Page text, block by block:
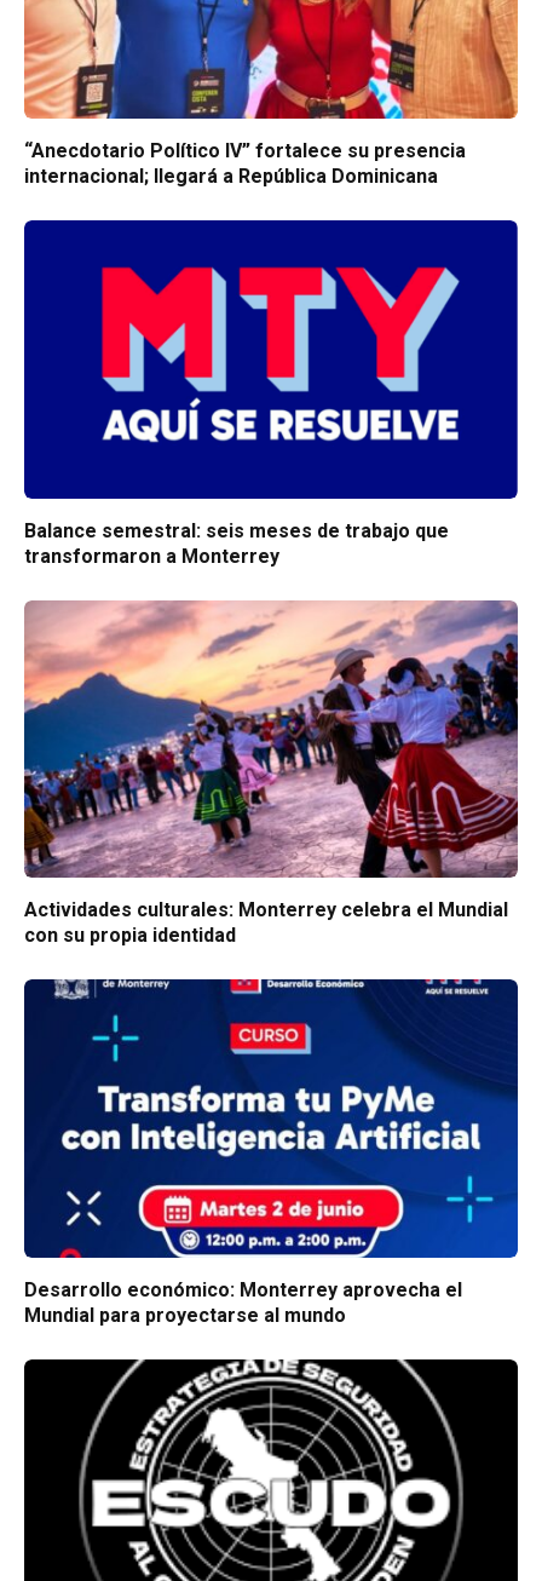
“Anecdotario Político IV” fortalece su presencia
internacional; llegará a República Dominicana
Balance semestral: seis meses de trabajo que
transformaron a Monterrey
Actividades culturales: Monterrey celebra el Mundial
con su propia identidad
Desarrollo económico: Monterrey aprovecha el
Mundial para proyectarse al mundo